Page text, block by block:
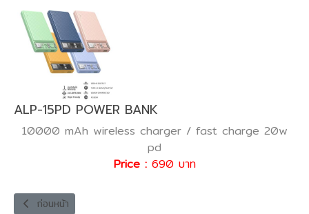
ALP-15PD POWER BANK
10000 mAh wireless charger / fast charge 20w
pd
Price : 690 บาท
เนื้อหาก่อนหน้า: VPST-3U3-20W POWER SOCKET
ก่อนหน้า